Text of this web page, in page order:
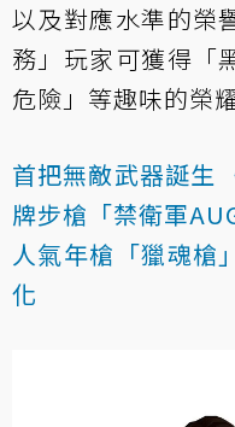
以及對應水準的榮
務」玩家可獲得「
危險」等趣味的榮
首把無敵武器誕生
牌步槍「禁衛軍AUG
人氣年槍「獵魂槍
化